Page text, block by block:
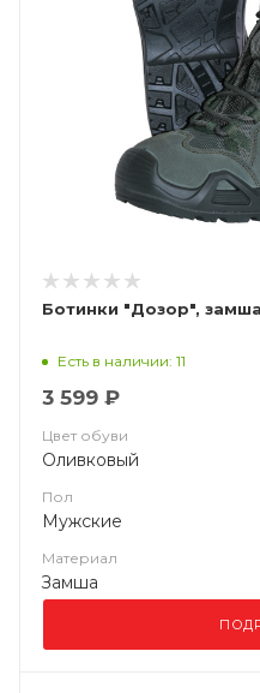
Ботинки "Дозор",
Есть в наличии: 11
3 599 ₽
Цвет обуви
Оливковый
Пол
Мужские
Материал
Замша